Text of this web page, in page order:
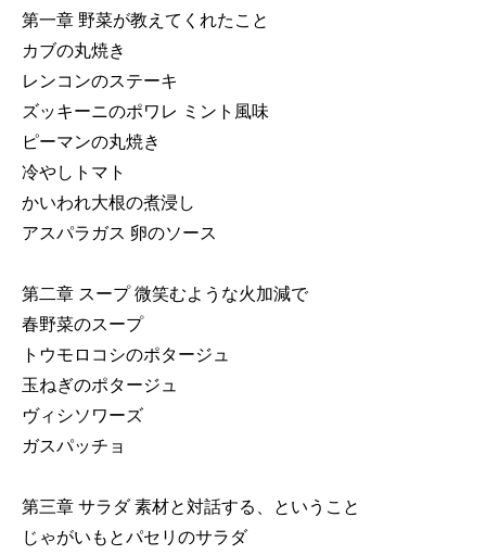
第一章 野菜が教えてくれたこと
カブの丸焼き
レンコンのステーキ
ズッキーニのポワレ ミント風味
ピーマンの丸焼き
冷やしトマト
かいわれ大根の煮浸し
アスパラガス 卵のソース
第二章 スープ 微笑むような火加減で
春野菜のスープ
トウモロコシのポタージュ
玉ねぎのポタージュ
ヴィシソワーズ
ガスパッチョ
第三章 サラダ 素材と対話する、ということ
じゃがいもとパセリのサラダ